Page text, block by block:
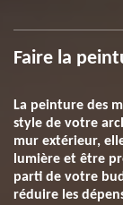
Faire la
La peinture des
style de votre
mur extérieur,
lumière et être
parti de votre
réduire les